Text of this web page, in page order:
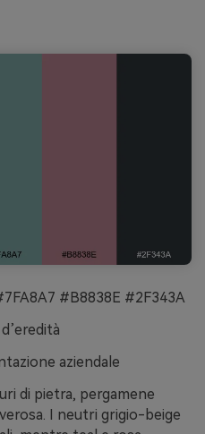
#B8838E #2F343A
aziendale
di pietra, pergamene
I neutri grigio-beige